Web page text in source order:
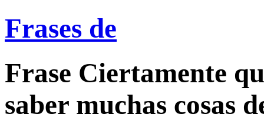
Frases de
Frase Ciertamente
saber muchas cosas